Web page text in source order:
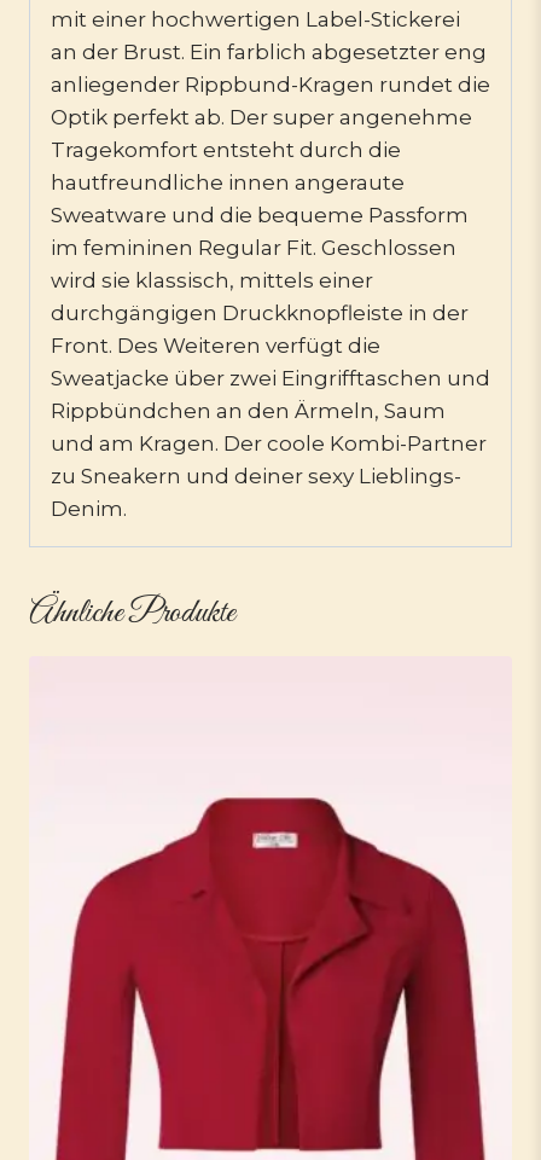
mit einer hochwertigen Label-Stickerei
an der Brust. Ein farblich abgesetzter eng
anliegender Rippbund-Kragen rundet die
Optik perfekt ab. Der super angenehme
Tragekomfort entsteht durch die
hautfreundliche innen angeraute
Sweatware und die bequeme Passform
im femininen Regular Fit. Geschlossen
wird sie klassisch, mittels einer
durchgängigen Druckknopfleiste in der
Front. Des Weiteren verfügt die
Sweatjacke über zwei Eingrifftaschen und
Rippbündchen an den Ärmeln, Saum
und am Kragen. Der coole Kombi-Partner
zu Sneakern und deiner sexy Lieblings-
Denim.
Ähnliche Produkte